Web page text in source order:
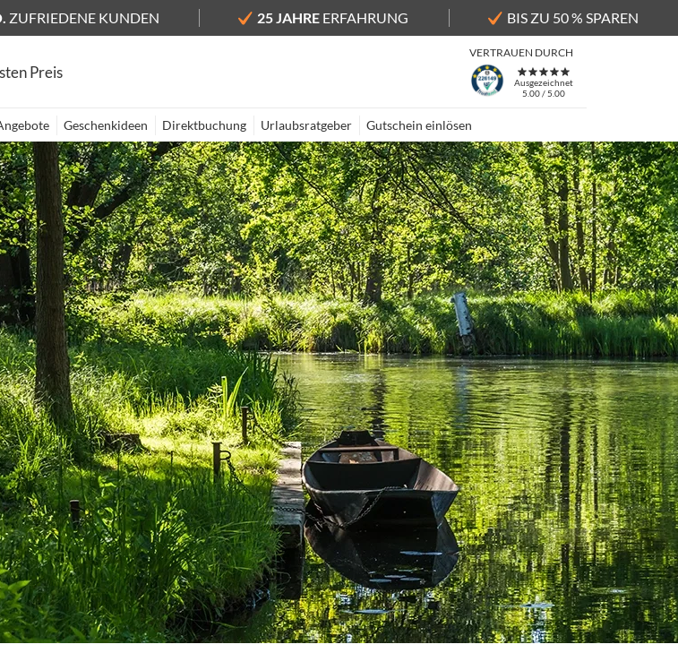
ZUFRIEDENE KUNDEN 25 JAHRE ERFAHRUNG BIS ZU 50 % SPAREN
Preis
VERTRAUEN DURCH
Ausgezeichnet
5.00 / 5.00
Geschenkideen Direktbuchung Urlaubsratgeber Gutschein einlösen